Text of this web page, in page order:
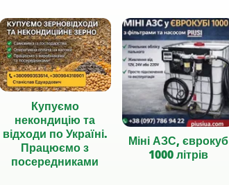
Купуємо
некондицію та
відходи по Україні.
Працюємо з
посередниками
Міні АЗС, єврокуб
1000 літрів